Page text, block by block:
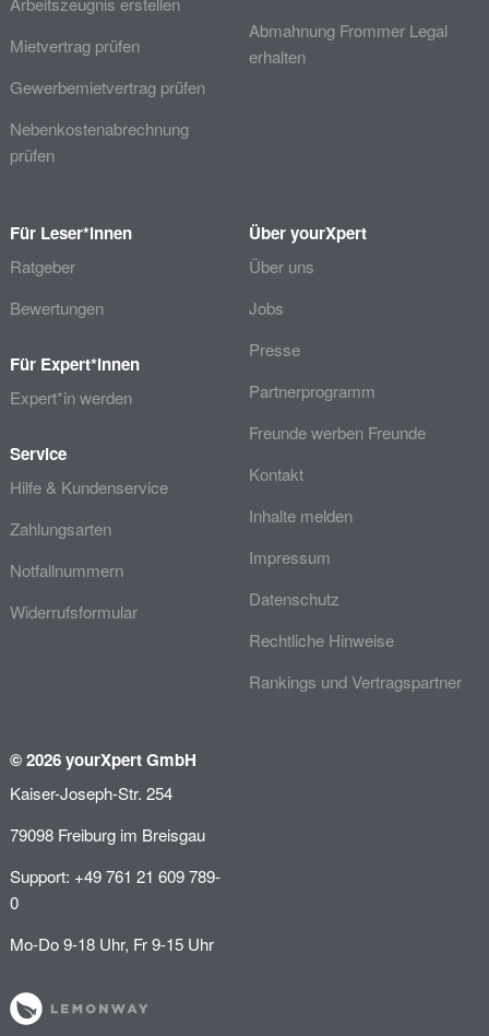
Mietvertrag prüfen
Gewerbemietvertrag prüfen
Nebenkostenabrechnung
prüfen
Abmahnung Frommer Legal
erhalten
Für Leser*innen
Ratgeber
Bewertungen
Für Expert*innen
Expert*in werden
Service
Hilfe & Kundenservice
Zahlungsarten
Notfallnummern
Widerrufsformular
Über yourXpert
Über uns
Jobs
Presse
Partnerprogramm
Freunde werben Freunde
Kontakt
Inhalte melden
Impressum
Datenschutz
Rechtliche Hinweise
Rankings und Vertragspartner
© 2026 yourXpert GmbH
Kaiser-Joseph-Str. 254
79098 Freiburg im Breisgau
Support: +49 761 21 609 789-
0
Mo-Do 9-18 Uhr, Fr 9-15 Uhr